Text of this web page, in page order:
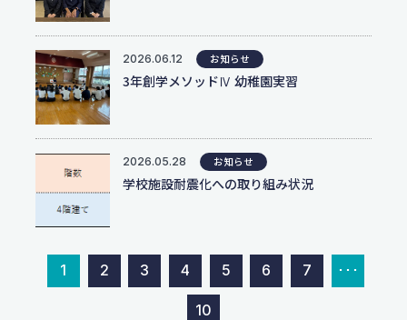
2026.06.12 お知らせ
3年創学メソッドⅣ 幼稚園実習
2026.05.28 お知らせ
学校施設耐震化への取り組み状況
1 2 3 4 5 6 7 ･･･
10